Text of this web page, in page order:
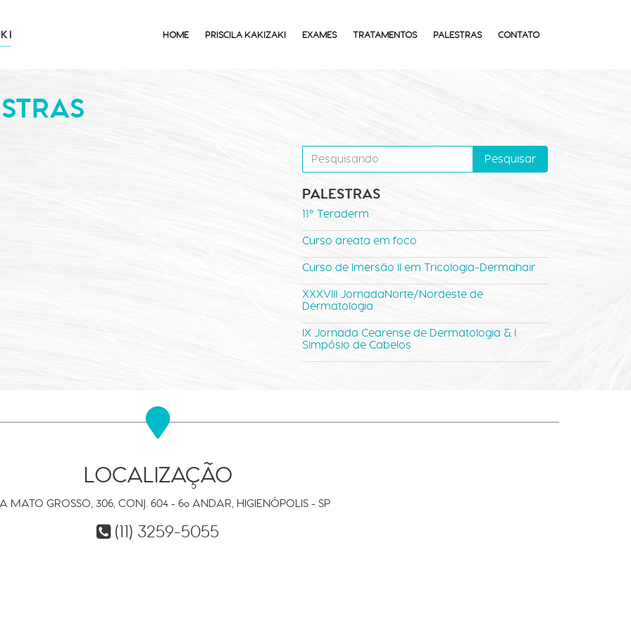
HOME PRISCILA KAKIZAKI EXAMES TRATAMENTOS PALESTRAS CONTATO
PALESTRAS
11º Teraderm
Curso areata em foco
Curso de Imersão II em Tricologia-Dermahair
XXXVIII JornadaNorte/Nordeste de
Dermatologia
IX Jornada Cearense de Dermatologia & I
Simpósio de Cabelos
LOCALIZAÇÃO
MATO GROSSO, 306, CONJ. 604 - 6º ANDAR, HIGIENÓPOLIS - SP
(11) 3259-5055